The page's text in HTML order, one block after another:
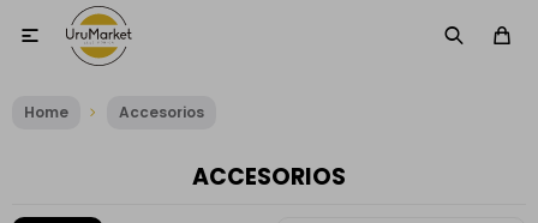

Home Accesorios
ACCESORIOS